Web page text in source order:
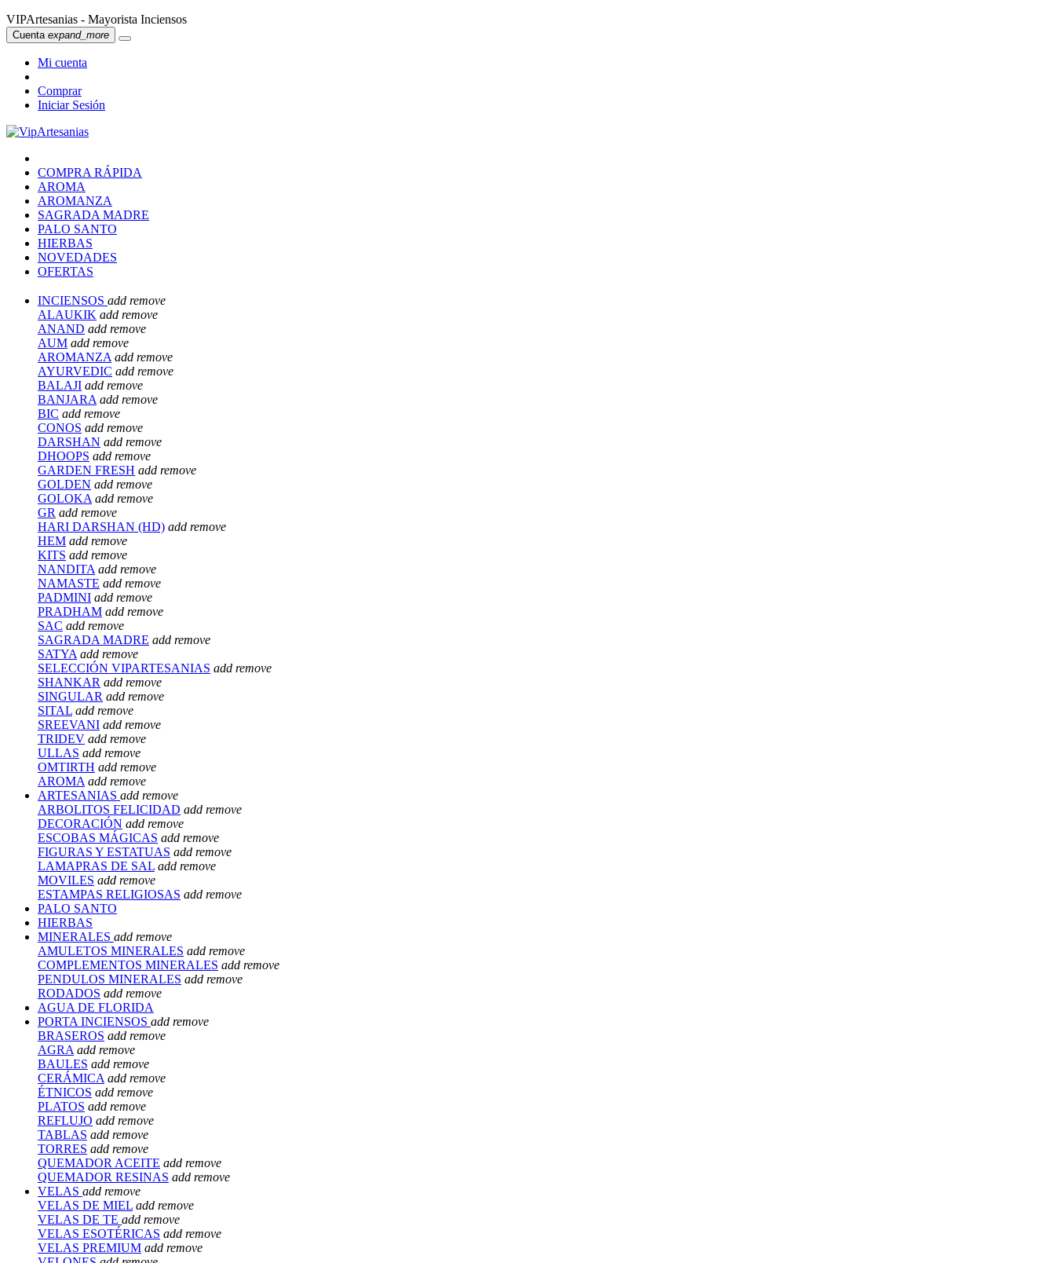
VIPArtesanias - Mayorista Inciensos
Cuenta expand_more
Mi cuenta
Comprar
Iniciar Sesión
COMPRA RÁPIDA
AROMA
AROMANZA
SAGRADA MADRE
PALO SANTO
HIERBAS
NOVEDADES
OFERTAS
INCIENSOS add remove
ALAUKIK add remove
ANAND add remove
AUM add remove
AROMANZA add remove
AYURVEDIC add remove
BALAJI add remove
BANJARA add remove
BIC add remove
CONOS add remove
DARSHAN add remove
DHOOPS add remove
GARDEN FRESH add remove
GOLDEN add remove
GOLOKA add remove
GR add remove
HARI DARSHAN (HD) add remove
HEM add remove
KITS add remove
NANDITA add remove
NAMASTE add remove
PADMINI add remove
PRADHAM add remove
SAC add remove
SAGRADA MADRE add remove
SATYA add remove
SELECCIÓN VIPARTESANIAS add remove
SHANKAR add remove
SINGULAR add remove
SITAL add remove
SREEVANI add remove
TRIDEV add remove
ULLAS add remove
OMTIRTH add remove
AROMA add remove
ARTESANIAS add remove
ARBOLITOS FELICIDAD add remove
DECORACIÓN add remove
ESCOBAS MÁGICAS add remove
FIGURAS Y ESTATUAS add remove
LAMAPRAS DE SAL add remove
MOVILES add remove
ESTAMPAS RELIGIOSAS add remove
PALO SANTO
HIERBAS
MINERALES add remove
AMULETOS MINERALES add remove
COMPLEMENTOS MINERALES add remove
PENDULOS MINERALES add remove
RODADOS add remove
AGUA DE FLORIDA
PORTA INCIENSOS add remove
BRASEROS add remove
AGRA add remove
BAULES add remove
CERÁMICA add remove
ÉTNICOS add remove
PLATOS add remove
REFLUJO add remove
TABLAS add remove
TORRES add remove
QUEMADOR ACEITE add remove
QUEMADOR RESINAS add remove
VELAS add remove
VELAS DE MIEL add remove
VELAS DE TE add remove
VELAS ESOTÉRICAS add remove
VELAS PREMIUM add remove